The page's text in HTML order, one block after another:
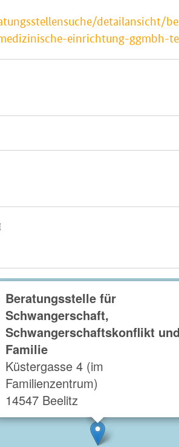
detailansicht/
einrichtung-ggmbh-
Beratungsstelle für
Schwangerschaft,
Schwangerschaftskonflikt und
Familie
Küstergasse 4 (im
Familienzentrum)
14547 Beelitz